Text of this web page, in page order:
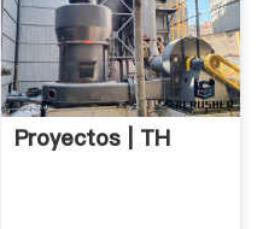
Proyectos | TH